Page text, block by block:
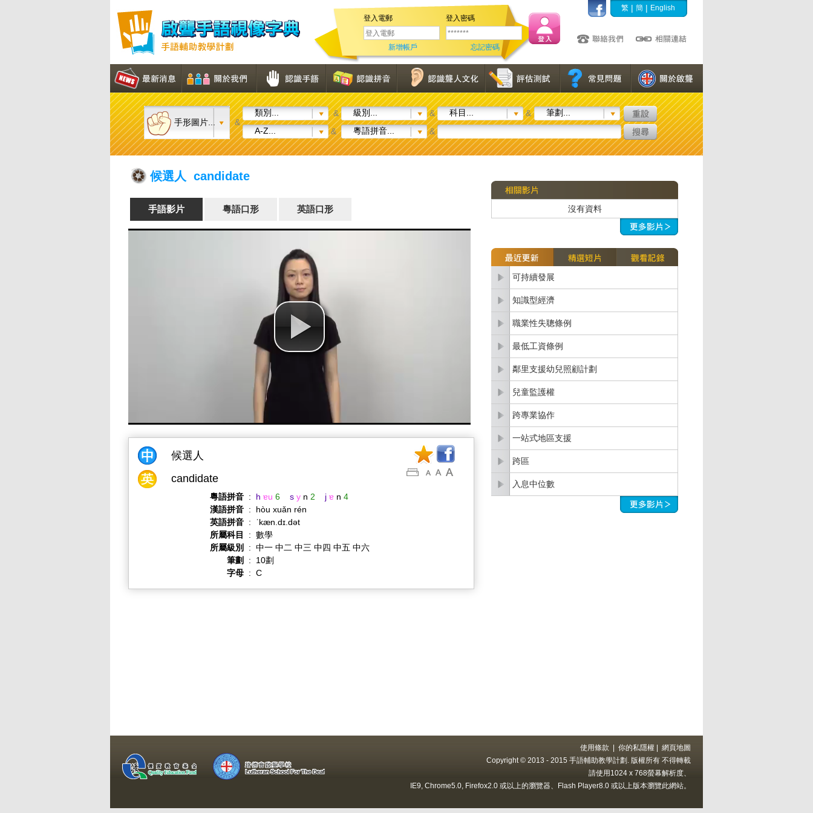
登入電郵 登入密碼
新增帳戶 忘記密碼
繁 | 簡 | English
手形圖片... &
類別... & 級別... & 科目... &
筆劃...
A-Z...
& 粵語拼音... &
候選人 candidate
手語影片 粵語口形 英語口形
候選人
candidate
粵語拼音 : h ɐu 6 s y n 2 j ɐ n 4
漢語拼音 :
hòu xuǎn rén
英語拼音 :
ˈkæn.dɪ.dət
所屬科目
: 數學
所屬級別
: 中一 中二 中三 中四 中五 中六
筆劃
:
10劃
字母 : C
沒有資料
可持續發展
知識型經濟
職業性失聰條例
最低工資條例
鄰里支援幼兒照顧計劃
兒童監護權
跨專業協作
一站式地區支援
跨區
入息中位數
使用條款 你的私隱權
網頁地圖
Copyright © 2013 - 2015 手語輔助教學計劃. 版權所有 不得轉載
請使用1024 x 768螢幕解析度、
IE9, Chrome5.0, Firefox2.0 或以上的瀏覽器、Flash Player8.0 或以上版本瀏覽此網站。